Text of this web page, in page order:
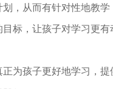
，从而有针对性地教
标，让孩子对学习更有
孩子更好地学习，提